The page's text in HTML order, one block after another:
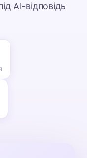
AI-відповідь